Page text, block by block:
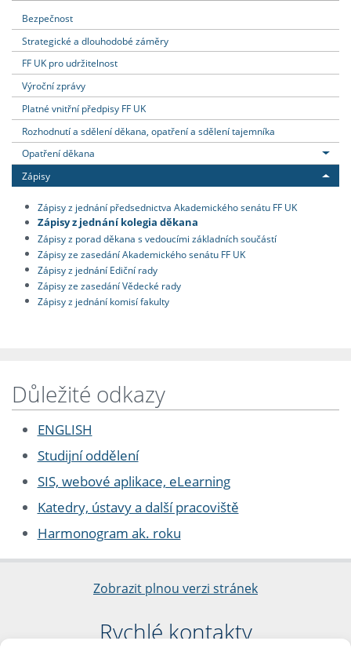
Bezpečnost
Strategické a dlouhodobé záměry
FF UK pro udržitelnost
Výroční zprávy
Platné vnitřní předpisy FF UK
Rozhodnutí a sdělení děkana, opatření a sdělení tajemníka
Opatření děkana
Zápisy
Zápisy z jednání předsednictva Akademického senátu FF UK
Zápisy z jednání kolegia děkana
Zápisy z porad děkana s vedoucími základních součástí
Zápisy ze zasedání Akademického senátu FF UK
Zápisy z jednání Ediční rady
Zápisy ze zasedání Vědecké rady
Zápisy z jednání komisí fakulty
Důležité odkazy
ENGLISH
Studijní oddělení
SIS, webové aplikace, eLearning
Katedry, ústavy a další pracoviště
Harmonogram ak. roku
Zobrazit plnou verzi stránek
Rychlé kontakty